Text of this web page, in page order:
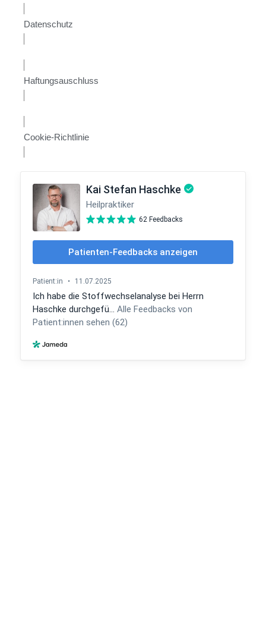
Datenschutz
Haftungsauschluss
Cookie-Richtlinie